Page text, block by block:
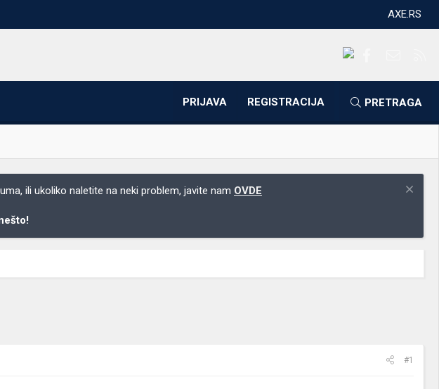
AXE.RS
PRIJAVA REGISTRACIJA PRETRAGA
ili ukoliko naletite na neki problem, javite nam OVDE
#1